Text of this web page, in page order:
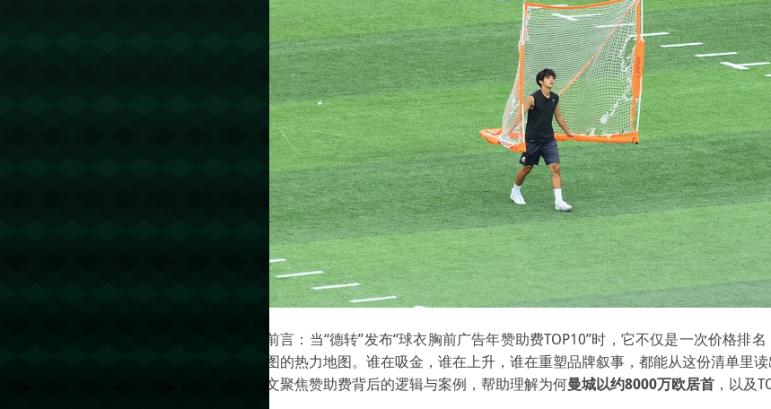
前言：当“德转”发布“球衣胸前广告年赞助费TOP10”时，它不仅是一次价格排
图的热力地图。谁在吸金，谁在上升，谁在重塑品牌叙事，都能从这份清单里
文聚焦赞助费背后的逻辑与案例，帮助理解为何曼城以约8000万欧居首 ，以及